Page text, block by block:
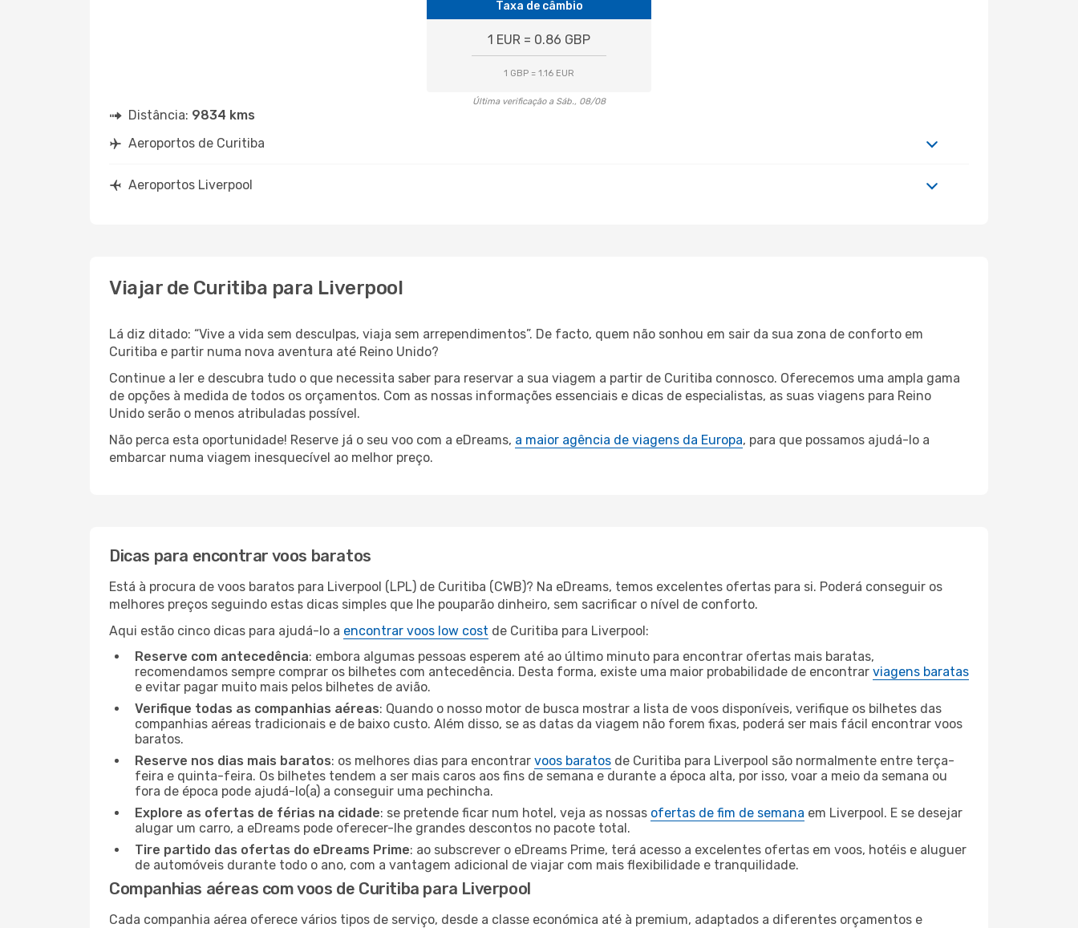
Taxa de câmbio
1 EUR = 0.86 GBP
1 GBP = 1.16 EUR
Última verificação a Sáb., 08/08
Distância: 9834 kms
Aeroportos de Curitiba
Aeroportos Liverpool
Viajar de Curitiba para Liverpool
Lá diz ditado: “Vive a vida sem desculpas, viaja sem arrependimentos”. De facto, quem não sonhou em sair da sua zona de conforto em
Curitiba e partir numa nova aventura até Reino Unido?
Continue a ler e descubra tudo o que necessita saber para reservar a sua viagem a partir de Curitiba connosco. Oferecemos uma ampla gama
de opções à medida de todos os orçamentos. Com as nossas informações essenciais e dicas de especialistas, as suas viagens para Reino
Unido serão o menos atribuladas possível.
Não perca esta oportunidade! Reserve já o seu voo com a eDreams, a maior agência de viagens da Europa, para que possamos ajudá-lo a
embarcar numa viagem inesquecível ao melhor preço.
Dicas para encontrar voos baratos
Está à procura de voos baratos para Liverpool (LPL) de Curitiba (CWB)? Na eDreams, temos excelentes ofertas para si. Poderá conseguir os
melhores preços seguindo estas dicas simples que lhe pouparão dinheiro, sem sacrificar o nível de conforto.
Aqui estão cinco dicas para ajudá-lo a encontrar voos low cost de Curitiba para Liverpool:
Reserve com antecedência: embora algumas pessoas esperem até ao último minuto para encontrar ofertas mais baratas,
recomendamos sempre comprar os bilhetes com antecedência. Desta forma, existe uma maior probabilidade de encontrar viagens baratas
e evitar pagar muito mais pelos bilhetes de avião.
Verifique todas as companhias aéreas: Quando o nosso motor de busca mostrar a lista de voos disponíveis, verifique os bilhetes das
companhias aéreas tradicionais e de baixo custo. Além disso, se as datas da viagem não forem fixas, poderá ser mais fácil encontrar voos
baratos.
Reserve nos dias mais baratos: os melhores dias para encontrar voos baratos de Curitiba para Liverpool são normalmente entre terça-
feira e quinta-feira. Os bilhetes tendem a ser mais caros aos fins de semana e durante a época alta, por isso, voar a meio da semana ou
fora de época pode ajudá-lo(a) a conseguir uma pechincha.
Explore as ofertas de férias na cidade: se pretende ficar num hotel, veja as nossas ofertas de fim de semana em Liverpool. E se desejar
alugar um carro, a eDreams pode oferecer-lhe grandes descontos no pacote total.
Tire partido das ofertas do eDreams Prime: ao subscrever o eDreams Prime, terá acesso a excelentes ofertas em voos, hotéis e aluguer
de automóveis durante todo o ano, com a vantagem adicional de viajar com mais flexibilidade e tranquilidade.
Companhias aéreas com voos de Curitiba para Liverpool
Cada companhia aérea oferece vários tipos de serviço, desde a classe económica até à premium, adaptados a diferentes orçamentos e